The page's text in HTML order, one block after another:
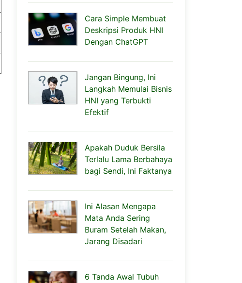
Cara Simple Membuat
Deskripsi Produk HNI
Dengan ChatGPT
Jangan Bingung, Ini
Langkah Memulai Bisnis
HNI yang Terbukti
Efektif
Apakah Duduk Bersila
Terlalu Lama Berbahaya
bagi Sendi, Ini Faktanya
Ini Alasan Mengapa
Mata Anda Sering
Buram Setelah Makan,
Jarang Disadari
6 Tanda Awal Tubuh